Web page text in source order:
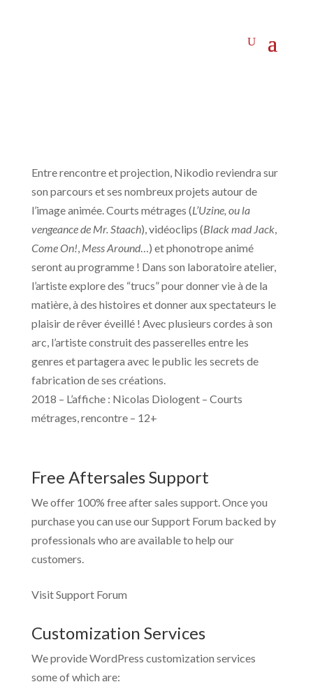
Entre rencontre et projection, Nikodio reviendra sur
son parcours et ses nombreux projets autour de
l’image animée. Courts métrages (L’Uzine, ou la
vengeance de Mr. Staach), vidéoclips (Black mad Jack,
Come On!, Mess Around…) et phonotrope animé
seront au programme ! Dans son laboratoire atelier,
l’artiste explore des “trucs” pour donner vie à de la
matière, à des histoires et donner aux spectateurs le
plaisir de rêver éveillé ! Avec plusieurs cordes à son
arc, l’artiste construit des passerelles entre les
genres et partagera avec le public les secrets de
fabrication de ses créations.
2018 – L’affiche : Nicolas Diologent – Courts
métrages, rencontre – 12+
Free Aftersales Support
We offer 100% free after sales support. Once you
purchase you can use ourSupport Forum backed by
professionals who are available to help our
customers.
Visit Support Forum
Customization Services
We provide WordPress customization services
some of which are: